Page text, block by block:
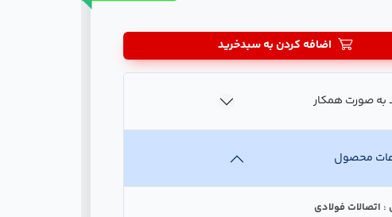
اضافه کردن به سبدخرید
به صورت همکار
محصول
اتصالات فولادی